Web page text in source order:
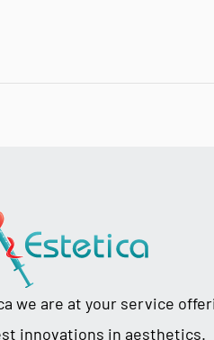
we are at your service
innovations in aesthetics.